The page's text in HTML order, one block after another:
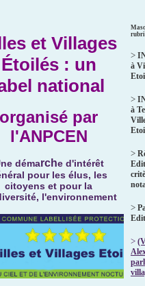
et Villages
Étoilés : un
national
organisé par
l'ANPCEN
démarche d'intérêt
pour les élus, les
citoyens et pour la
l'environnement
>
à
>
à
>
>
>